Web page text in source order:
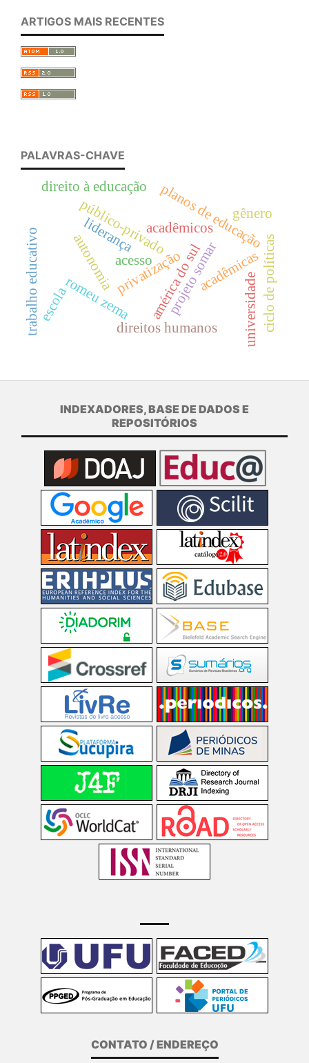
ARTIGOS MAIS RECENTES
PALAVRAS-CHAVE
privatizaçãoprojeto somar
público-privado
romeu zema
acadêmicos
acadêmicas
universidade
planos de educação
gênero
ciclo de políticas
acessoamérica do sul
direitos humanos
direito à educação
escola
trabalho educativo autonomia
liderança
INDEXADORES, BASE DE DADOS E
REPOSITÓRIOS
CONTATO / ENDEREÇO